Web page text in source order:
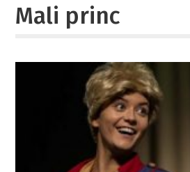
Mali princ